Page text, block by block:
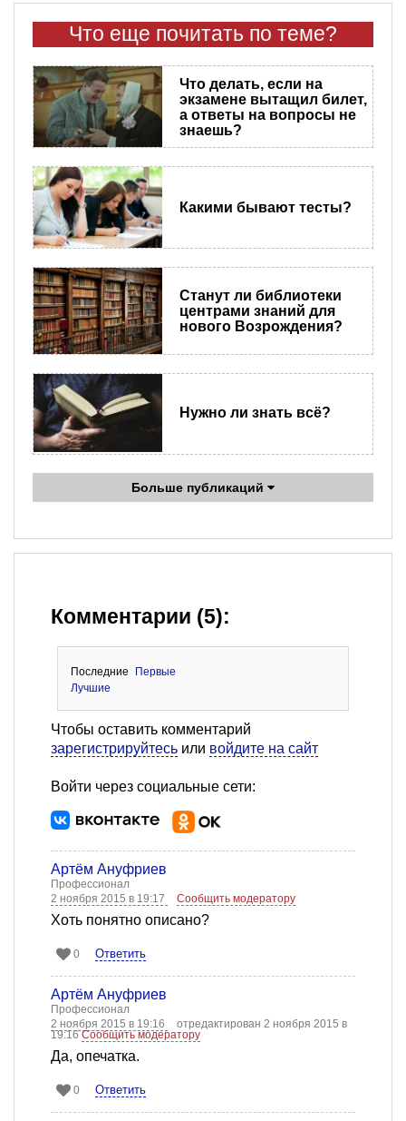
Что еще почитать по теме?
Что делать, если на
экзамене вытащил билет,
а ответы на вопросы не
знаешь?
Какими бывают тесты?
Станут ли библиотеки
центрами знаний для
нового Возрождения?
Нужно ли знать всё?
Больше публикаций
Комментарии (5):
Последние
Первые
Лучшие
Чтобы оставить комментарий
зарегистрируйтесь или войдите на сайт
Войти через социальные сети:
Артём Ануфриев
Профессионал
2 ноября 2015 в 19:17
Сообщить модератору
Хоть понятно описано?
0 Ответить
Артём Ануфриев
Профессионал
2 ноября 2015 в 19:16
отредактирован 2 ноября 2015 в
19:16Сообщить модератору
Да, опечатка.
0 Ответить